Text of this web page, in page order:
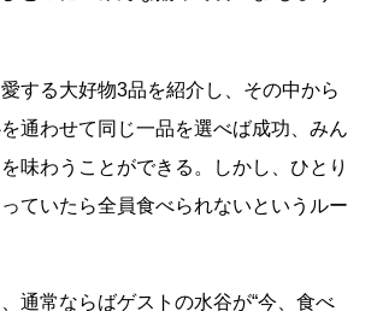
する大好物3品を紹介し、その中から
通わせて同じ一品を選べば成功、みん
味わうことができる。しかし、ひとり
ていたら全員食べられないというルー
通常ならばゲストの水谷が“今、食べ